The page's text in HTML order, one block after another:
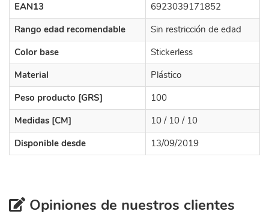
EAN13
6923039171852
Rango edad recomendable
Sin restricción de edad
Color base
Stickerless
Material
Plástico
Peso producto [GRS]
100
Medidas [CM]
10 / 10 / 10
Disponible desde
13/09/2019
Opiniones de nuestros clientes